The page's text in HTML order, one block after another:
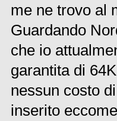
me ne trovo al
Guardando
che io
garantita di
nessun costo
inserito